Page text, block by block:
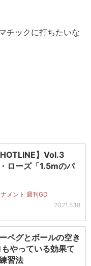
チックに打ちたいな
HOTLINE】Vol.3
ローズ「1.5mのパ
メント 週刊GD
2021.5.18
ペグとボールの空き
やっている効果て
習法